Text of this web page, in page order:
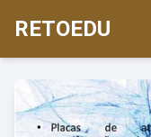
RETOEDU